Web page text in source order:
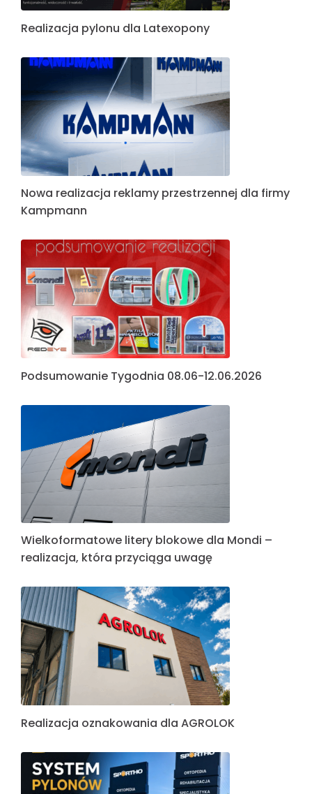
Realizacja pylonu dla Latexopony
Nowa realizacja reklamy przestrzennej dla firmy
Kampmann
Podsumowanie Tygodnia 08.06-12.06.2026
Wielkoformatowe litery blokowe dla Mondi –
realizacja, która przyciąga uwagę
Realizacja oznakowania dla AGROLOK